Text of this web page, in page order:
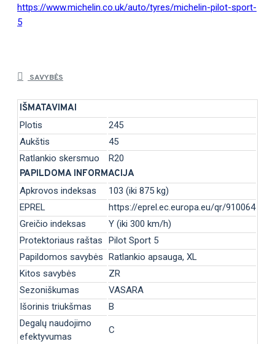
https://www.michelin.co.uk/auto/tyres/michelin-pilot-sport-
5
SAVYBĖS
IŠMATAVIMAI
Plotis
245
Aukštis
45
Ratlankio skersmuo
R20
PAPILDOMA INFORMACIJA
Apkrovos indeksas
103 (iki 875 kg)
EPREL
https://eprel.ec.europa.eu/qr/910064
Greičio indeksas
Y (iki 300 km/h)
Protektoriaus raštas
Pilot Sport 5
Papildomos savybės Ratlankio apsauga, XL
Kitos savybės
ZR
Sezoniškumas
VASARA
Išorinis triukšmas
B
Degalų naudojimo
efektyvumas
C